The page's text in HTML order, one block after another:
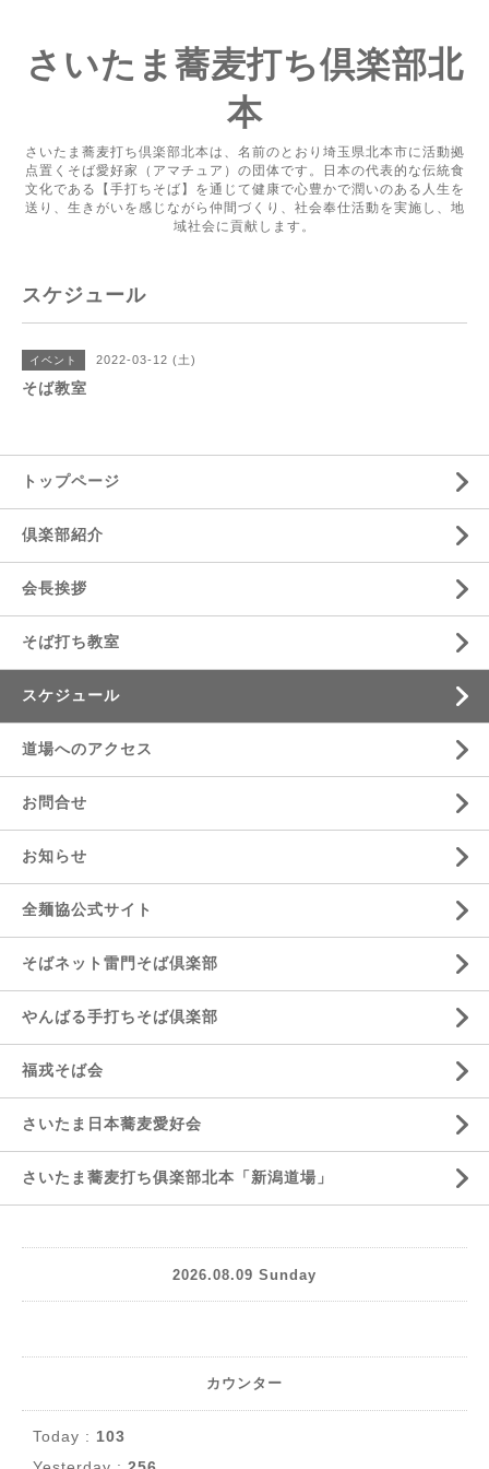
さいたま蕎麦打ち倶楽部北
本
さいたま蕎麦打ち倶楽部北本は、名前のとおり埼玉県北本市に活動拠
点置くそば愛好家（アマチュア）の団体です。日本の代表的な伝統食
文化である【手打ちそば】を通じて健康で心豊かで潤いのある人生を
送り、生きがいを感じながら仲間づくり、社会奉仕活動を実施し、地
域社会に貢献します。
スケジュール
イベント 2022-03-12 (土)
そば教室
トップページ
倶楽部紹介
会長挨拶
そば打ち教室
スケジュール
道場へのアクセス
お問合せ
お知らせ
全麺協公式サイト
そばネット雷門そば倶楽部
やんばる手打ちそば倶楽部
福戎そば会
さいたま日本蕎麦愛好会
さいたま蕎麦打ち俱楽部北本「新潟道場」
2026.08.09 Sunday
カウンター
Today : 103